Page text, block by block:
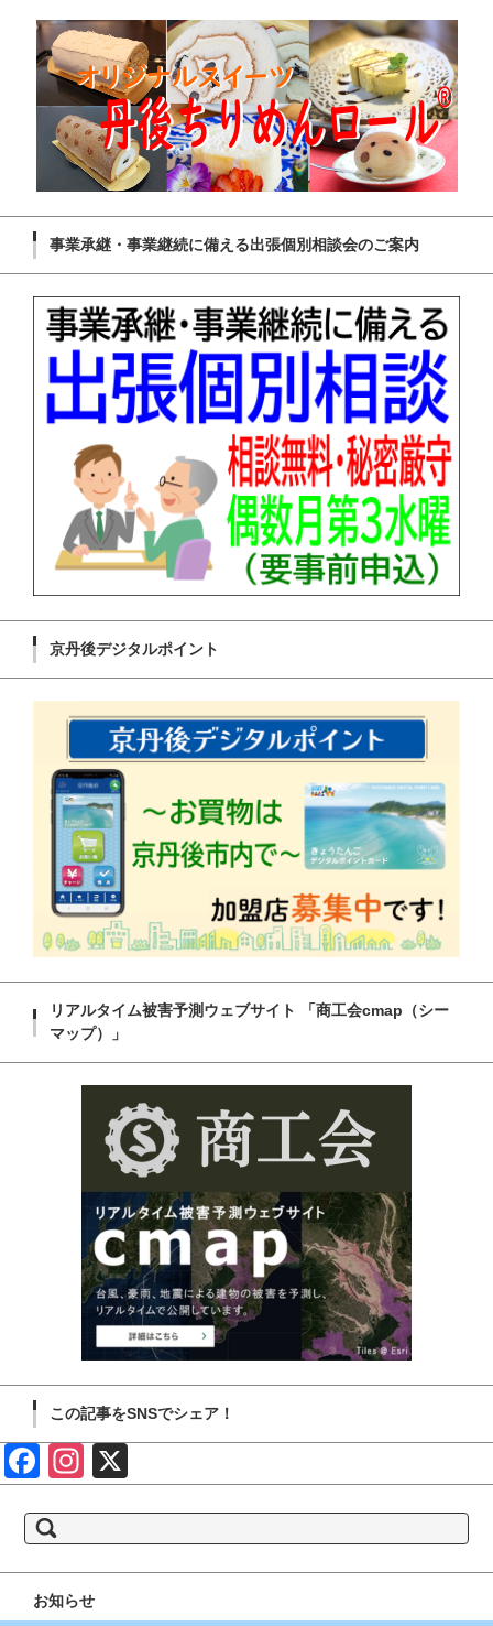
事業承継・事業継続に備える出張個別相談会のご案内
京丹後デジタルポイント
リアルタイム被害予測ウェブサイト 「商工会cmap（シー
マップ）」
この記事をSNSでシェア！
Face Insta
索:
お知らせ